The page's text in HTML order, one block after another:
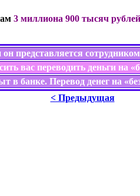
3 миллиона 900 тысяч рублей
представляется
вас переводить деньги
банке. Перевод денег на
< Предыдущая